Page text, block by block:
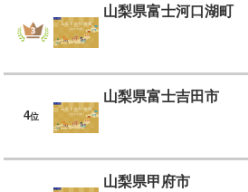
山梨県富士河口湖町
4位
山梨県富士吉田市
山梨県甲府市